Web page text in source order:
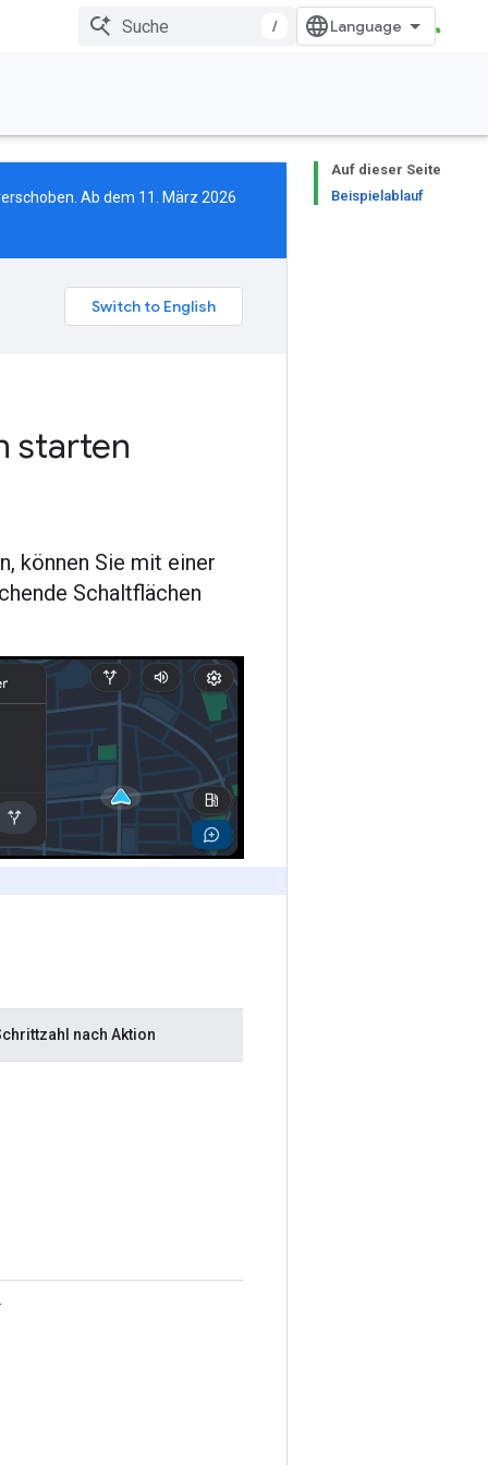
/
Auf dieser Seite
Beispielablauf
Ab dem 11. März 2026
starten
können Sie mit einer
Schaltflächen
nach Aktion